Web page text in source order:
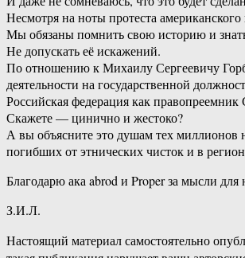
Несмотря на ноты протеста
Мы обязаны помнить свою историю и
Не допускать её искажений.
По отношению к Михаилу Сергеевичу
деятельности на государственной
Российская федерация как
Скажете — цинично и жестоко?
А вы объясните это душам тех миллионов
погибших от этнических чисток и в
Благодарю ака abrod и Proper за мысли
З.И.Л.
Настоящий материал самостоятельно